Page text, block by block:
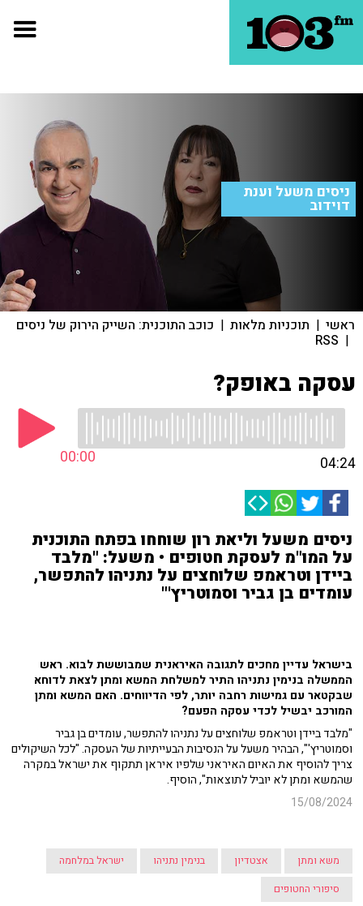
ניסים משעל וענת
דוידוב
ראשי | תוכניות מלאות | כוכב התוכנית: השייק הירוק של ניסים
|
RSS
עסקה באופק?
00:00 04:24
ניסים משעל וליאת רון שוחחו בפתח התוכנית
על המו"מ לעסקת חטופים • משעל: "מלבד
ביידן וטראמפ שלוחצים על נתניהו להתפשר,
עומדים בן גביר וסמוטריץ'"
בישראל עדיין מחכים לתגובה האיראנית שמבוששת לבוא. ראש
הממשלה בנימין נתניהו התיר למשלחת המשא ומתן לצאת לדוחא
שבקטאר עם גמישות רחבה יותר, לפי הדיווחים. האם המשא ומתן
המורכב יבשיל לכדי עסקה הפעם?
"מלבד ביידן וטראמפ שלוחצים על נתניהו להתפשר, עומדים בן גביר
וסמוטריץ'", הבהיר משעל על הנסיבות הבעייתיות של העסקה. "לכל השיקולים
צריך להוסיף את האיום האיראני שלפיו איראן תתקוף את ישראל במקרה
שהמשא ומתן לא יוביל לתוצאות", הוסיף.
15/08/2024
משא ומתן אצטדיון בנימין נתניהו
ישראל במלחמה
סיפורי החטופים